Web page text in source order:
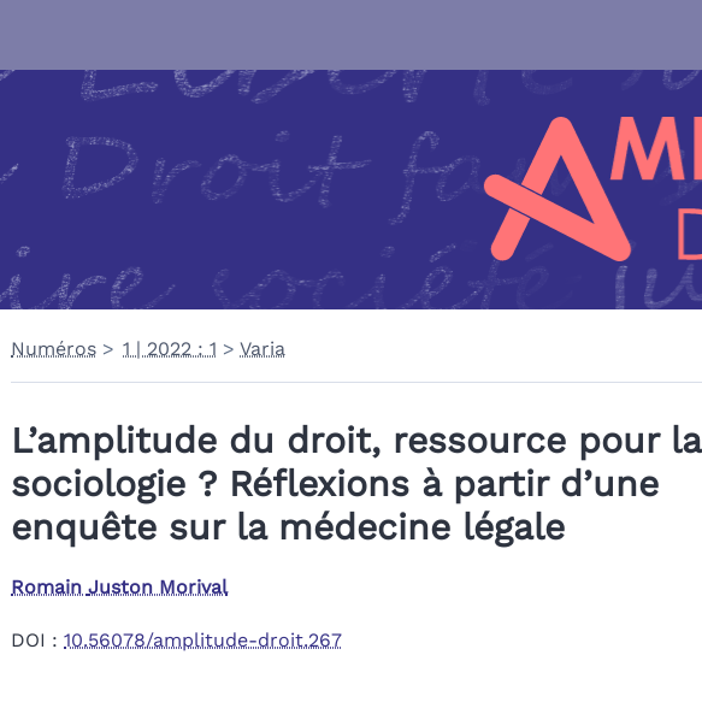
Numéros 1 | 2022 : 1 Varia
L’amplitude du droit, ressource pour la
sociologie ? Réflexions à partir d’une
enquête sur la médecine légale
Romain Juston Morival
DOI : 10.56078/amplitude-droit.267